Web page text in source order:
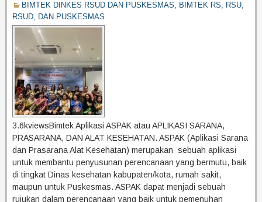
BIMTEK DINKES RSUD DAN PUSKESMAS, BIMTEK RS, RSU,
RSUD, DAN PUSKESMAS
3.6kviewsBimtek Aplikasi ASPAK atau APLIKASI SARANA,
PRASARANA, DAN ALAT KESEHATAN. ASPAK (Aplikasi Sarana
dan Prasarana Alat Kesehatan) merupakan sebuah aplikasi
untuk membantu penyusunan perencanaan yang bermutu, baik
di tingkat Dinas kesehatan kabupaten/kota, rumah sakit,
maupun untuk Puskesmas. ASPAK dapat menjadi sebuah
rujukan dalam perencanaan yang baik untuk pemenuhan